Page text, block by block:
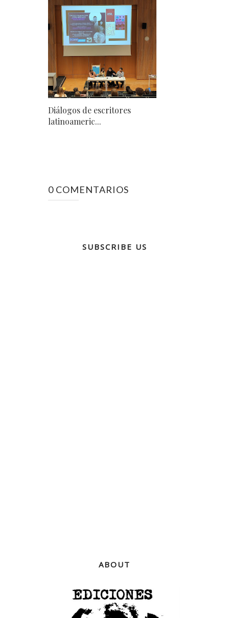
Diálogos de escritores
latinoameric...
0 COMENTARIOS
SUBSCRIBE US
ABOUT